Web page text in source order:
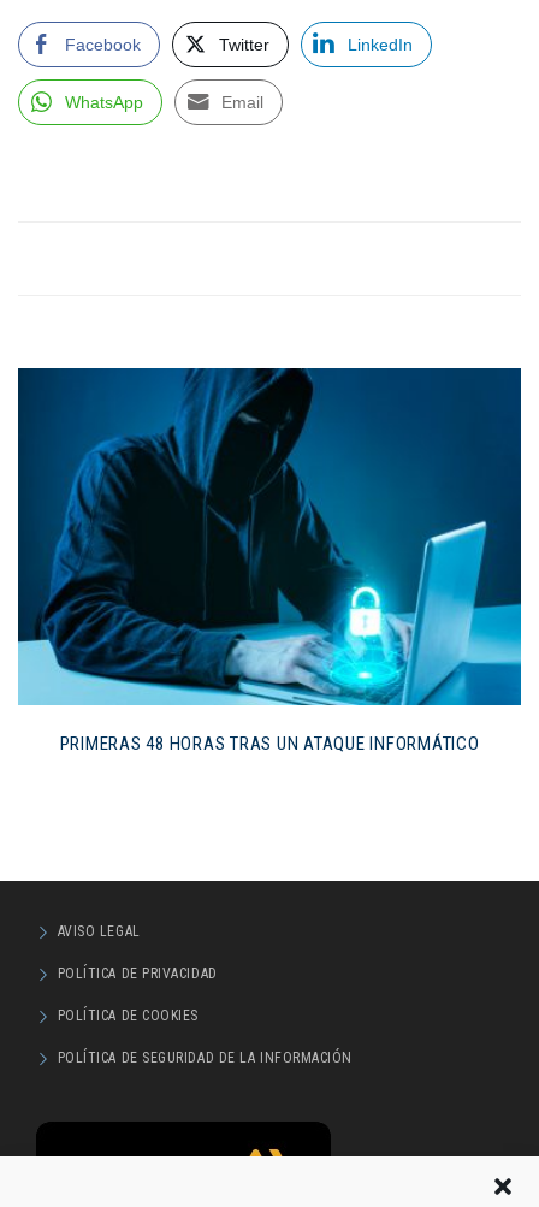
Facebook Twitter LinkedIn
WhatsApp Email
PRIMERAS 48 HORAS TRAS UN ATAQUE INFORMÁTICO
AVISO LEGAL
POLÍTICA DE PRIVACIDAD
POLÍTICA DE COOKIES
POLÍTICA DE SEGURIDAD DE LA INFORMACIÓN